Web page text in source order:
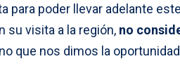
para poder llevar adelante
su visita a la región, no
que nos dimos la